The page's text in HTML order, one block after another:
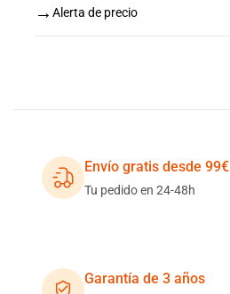
→ Alerta de precio
Envío gratis desde 99€
Tu pedido en 24-48h
Garantía de 3 años